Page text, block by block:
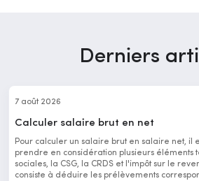
Derniers
7 août 2026
Calculer salaire brut en net
Pour calculer un salaire brut en salaire net, il
prendre en considération plusieurs éléments
sociales, la CSG, la CRDS et l'impôt sur le
consiste à déduire les prélèvements